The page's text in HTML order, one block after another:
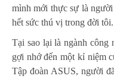
mình mới thực sự là
hết sức thú vị trong đời tôi.
Tại sao lại là ngành công
gợi nhớ đến một kỉ niệm
Tập đoàn ASUS, người